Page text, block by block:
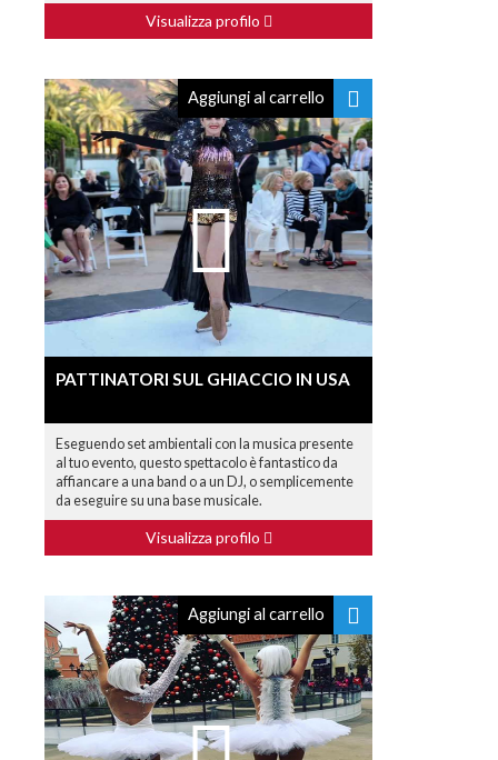
Visualizza profilo
Aggiungi al carrello
PATTINATORI SUL GHIACCIO IN USA
Eseguendo set ambientali con la musica presente
al tuo evento, questo spettacolo è fantastico da
affiancare a una band o a un DJ, o semplicemente
da eseguire su una base musicale.
Visualizza profilo
Aggiungi al carrello